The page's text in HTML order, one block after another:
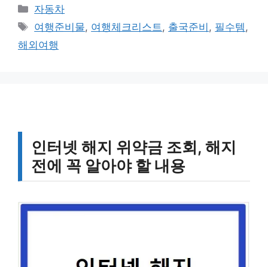
카
테
리
자동차
태
그
여행준비물, 여행체크리스트, 출국준비 , 필수템,
해외여행
인터넷 해지 위약금 조회, 해지
전에 꼭 알아야 할 내용